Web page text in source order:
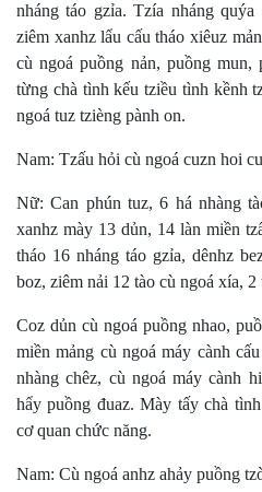
nháng táo gzỉa. Tzía nháng
ziêm xanhz lẩu cấu tháo xiêuz
cù ngoá puồng nản, puồng
từng chà tình kếu tziều tình kềnh
ngoá tuz tzièng pành on.
Nam: Tzấu hỏi cù ngoá cuzn hoi
Nữ: Can phún tuz, 6 há nhàng
xanhz mày 13 dủn, 14 làn miền
tháo 16 nháng táo gzỉa, dênhz
boz, ziêm nải 12 tào cù ngoá xía, 2
Coz dủn cù ngoá puồng nhao,
miền mảng cù ngoá máy cành
nhàng chêz, cù ngoá máy cành
hẩy puồng đuaz. Mày tấy chà
cơ quan chức năng.
Nam: Cù ngoá anhz ahảy puồng